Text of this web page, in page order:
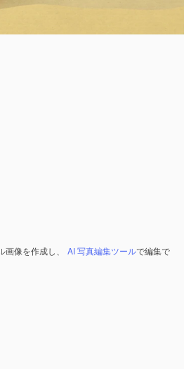
像を作成し、 AI 写真編集ツールで編集で